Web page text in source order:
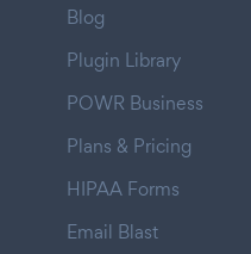
Blog
Plugin Library
POWR Business
Plans & Pricing
HIPAA Forms
Email Blast